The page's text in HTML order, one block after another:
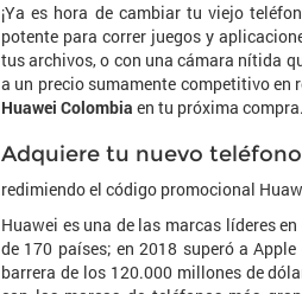
¡Ya es hora de cambiar tu viejo
potente para correr juegos y
tus archivos, o con una cámara nítida
a un precio sumamente competitivo
Huawei Colombia en tu próxima compra.
Adquiere tu nuevo
redimiendo el código promocional
Huawei es una de las marcas líderes
de 170 países; en 2018 superó a
barrera de los 120.000 millones de